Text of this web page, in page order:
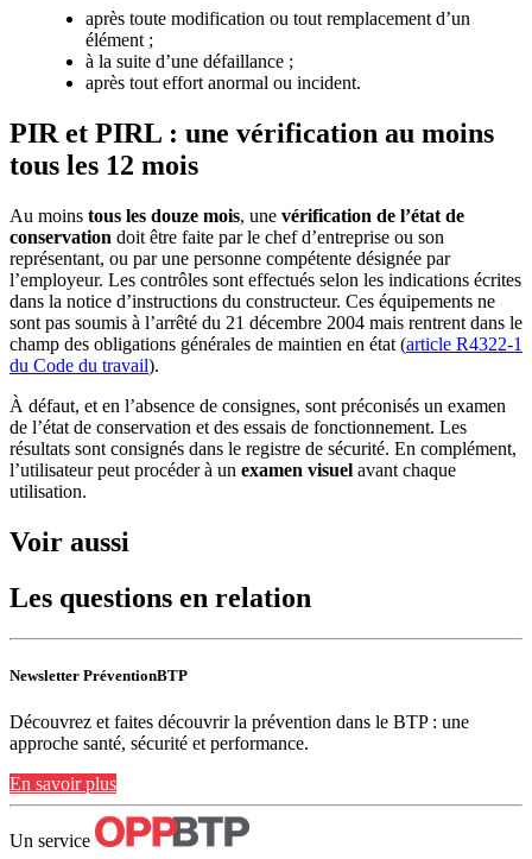
après toute modification ou tout remplacement d’un
élément ;
à la suite d’une défaillance ;
après tout effort anormal ou incident.
PIR et PIRL : une vérification au moins
tous les 12 mois
Au moins tous les douze mois, une vérification de l’état de
conservation doit être faite par le chef d’entreprise ou son
représentant, ou par une personne compétente désignée par
l’employeur. Les contrôles sont effectués selon les indications écrites
dans la notice d’instructions du constructeur. Ces équipements ne
sont pas soumis à l’arrêté du 21 décembre 2004 mais rentrent dans le
champ des obligations générales de maintien en état (article R4322-1
du Code du travail).
À défaut, et en l’absence de consignes, sont préconisés un examen
de l’état de conservation et des essais de fonctionnement. Les
résultats sont consignés dans le registre de sécurité. En complément,
l’utilisateur peut procéder à un examen visuel avant chaque
utilisation.
Voir aussi
Les questions en relation
Newsletter PréventionBTP
Découvrez et faites découvrir la prévention dans le BTP : une
approche santé, sécurité et performance.
En savoir plus
Un service